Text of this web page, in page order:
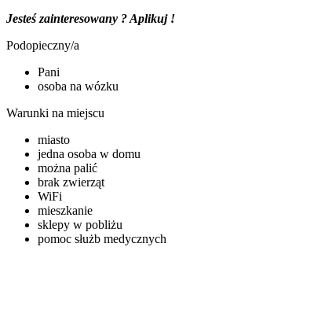
Jesteś zainteresowany ? Aplikuj !
Podopieczny/a
Pani
osoba na wózku
Warunki na miejscu
miasto
jedna osoba w domu
można palić
brak zwierząt
WiFi
mieszkanie
sklepy w pobliżu
pomoc służb medycznych